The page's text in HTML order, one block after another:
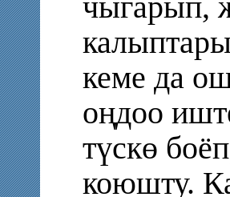
кеме да
оңдоо
түскө
коюшту.